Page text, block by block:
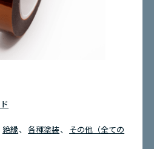
絶縁 各種塗装
その他（全ての